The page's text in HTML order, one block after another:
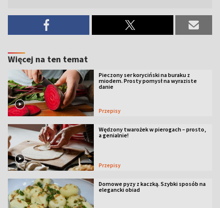
Więcej na ten temat
Pieczony ser koryciński na buraku z
miodem. Prosty pomysł na wyraziste
danie
Przepisy
Wędzony twarożek w pierogach – prosto,
a genialnie!
Przepisy
Domowe pyzy z kaczką. Szybki sposób na
elegancki obiad